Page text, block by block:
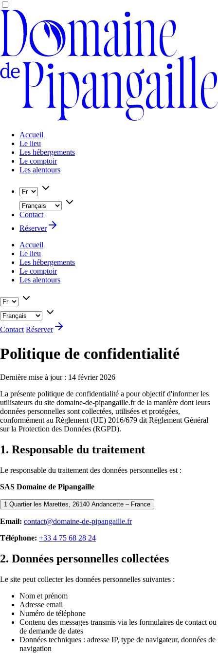
Accueil
Le lieu
Les hébergements
Le comptoir
Les alentours
Contact
Réserver
Accueil
Le lieu
Les hébergements
Le comptoir
Les alentours
Contact Réserver
Politique de confidentialité
Dernière mise à jour : 14 février 2026
La présente politique de confidentialité a pour objectif d'informer les
utilisateurs du site domaine-de-pipangaille.fr de la manière dont leurs
données personnelles sont collectées, utilisées et protégées,
conformément au Règlement (UE) 2016/679 dit Règlement Général
sur la Protection des Données (RGPD).
1. Responsable du traitement
Le responsable du traitement des données personnelles est :
SAS Domaine de Pipangaille
1 Quartier les Marettes, 26140 Andancette – France
Email: contact@domaine-de-pipangaille.fr
Téléphone: +33 4 75 68 28 24
2. Données personnelles collectées
Le site peut collecter les données personnelles suivantes :
Nom et prénom
Adresse email
Numéro de téléphone
Contenu des messages transmis via les formulaires de contact ou
de demande de dates
Données techniques : adresse IP, type de navigateur, données de
navigation